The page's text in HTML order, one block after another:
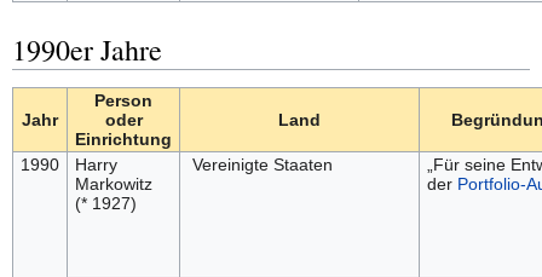
1990er Jahre
Jahr
Person
oder
Einrichtung
Land
1990
Harry
Markowitz
(* 1927)
Vereinigte Staaten
„Für seine
der Portfolio-